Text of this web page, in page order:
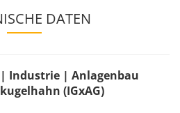
DATEN
Industrie | Anlagenbau
(IGxAG)